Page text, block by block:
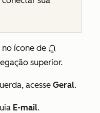
no ícone de
superior.
acesse Geral.
E-mail.